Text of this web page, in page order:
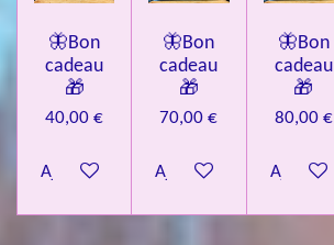
🦋Bon
cadeau
🎁
40,00 €
Ajouter au panier
🦋Bon
cadeau
🎁
70,00 €
Ajouter au panier
🦋Bon
cadeau
🎁
80,00 €
Ajouter